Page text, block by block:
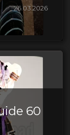
26.03.2026
60